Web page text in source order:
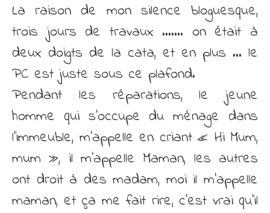
La raison de mon silence bloguesque,
trois jours de travaux ……. on était à
deux doigts de la cata, et en plus … le
PC est juste sous ce plafond.
Pendant les réparations, le jeune
homme qui s’occupe du ménage dans
l’immeuble, m’appelle en criant « Hi Mum,
mum », il m’appelle Maman, les autres
ont droit à des madam, moi il m’appelle
maman, et ça me fait rire, c’est vrai qu’il